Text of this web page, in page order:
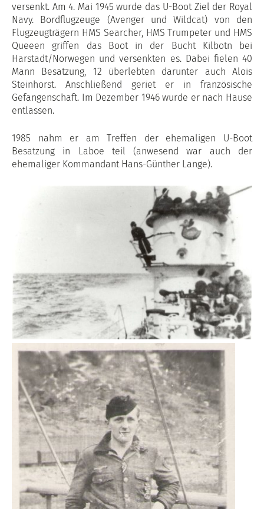
versenkt. Am 4. Mai 1945 wurde das U-Boot Ziel der Royal
Navy. Bordflugzeuge (Avenger und Wildcat) von den
Flugzeugträgern HMS Searcher, HMS Trumpeter und HMS
Queeen griffen das Boot in der Bucht Kilbotn bei
Harstadt/Norwegen und versenkten es. Dabei fielen 40
Mann Besatzung, 12 überlebten darunter auch Alois
Steinhorst. Anschließend geriet er in französische
Gefangenschaft. Im Dezember 1946 wurde er nach Hause
entlassen.
1985 nahm er am Treffen der ehemaligen U-Boot
Besatzung in Laboe teil (anwesend war auch der
ehemaliger Kommandant Hans-Günther Lange).